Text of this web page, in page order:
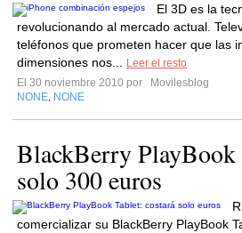
El 3D es la
revolucionando al mercado actual.
teléfonos que prometen hacer que las
dimensiones nos...
Leer el resto
El 30 noviembre 2010 por
Movilesblog
NONE NONE
BlackBerry PlayBook
solo 300 euros
comercializar su BlackBerry PlayBook